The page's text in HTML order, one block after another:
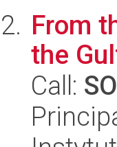
From
the
Call: